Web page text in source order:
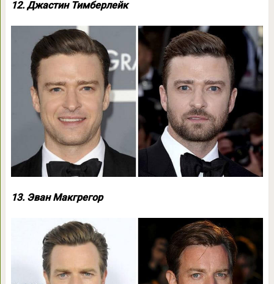
12. Джастин Тимберлейк
13. Эван Макгрегор